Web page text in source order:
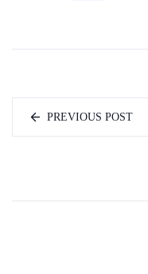
PREVIOUS POST